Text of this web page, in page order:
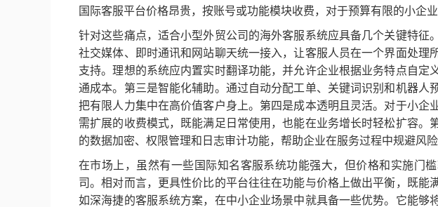
国际客服平台价格昂贵，按账号或功能模块收费，对于预算有限的小企业
针对这些痛点，适合小型外贸公司的海外客服系统应具备几个关键特征
社交媒体、即时通讯和网站聊天统一接入，让客服人员在一个界面处理
支持。理想的系统应内置实时翻译功能，并允许企业根据业务特点自定
通成本。第三是智能化辅助。通过自动分配工单、关键词识别和机器人
把有限人力集中在高价值客户身上。第四是成本透明且灵活。对于小企
需扩展的收费模式，既能满足日常使用，也能在业务增长时轻松扩容。
的数据加密、权限管理和日志审计功能，帮助企业在服务过程中规避风险
在市场上，虽然有一些国际知名客服系统功能强大，但价格和实施门
司。相对而言，更具性价比的平台往往在功能与价格上做出平衡，既能
如深海捷的客服系统方案，在中小企业场景中就具备一些优势。它能够